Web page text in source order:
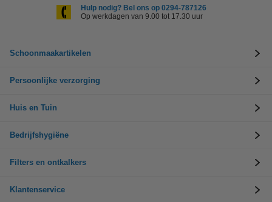
Hulp nodig? Bel ons op 0294-787126
Op werkdagen van 9.00 tot 17.30 uur
Schoonmaakartikelen
Persoonlijke verzorging
Huis en Tuin
Bedrijfshygiëne
Filters en ontkalkers
Klantenservice